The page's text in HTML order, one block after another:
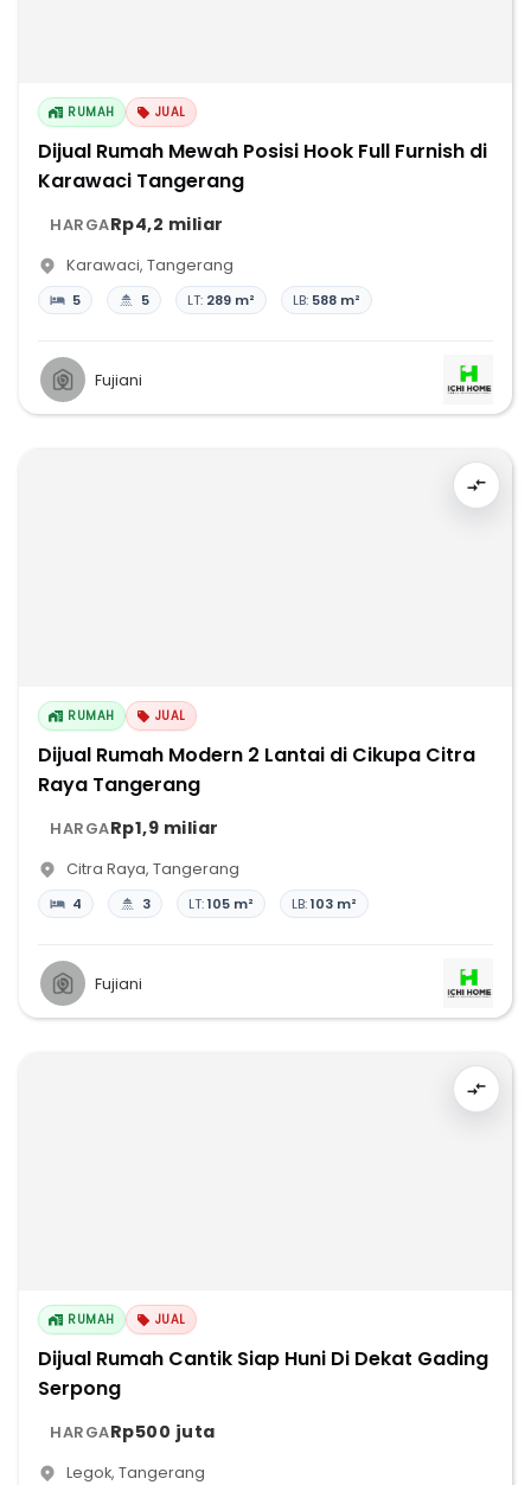
RUMAH JUAL
Dijual Rumah Mewah Posisi Hook Full Furnish di
Karawaci Tangerang
HARGARp4,2 miliar
Karawaci, Tangerang
5 5 LT: 289 m² LB: 588 m²
Fujiani
RUMAH JUAL
Dijual Rumah Modern 2 Lantai di Cikupa Citra
Raya Tangerang
HARGARp1,9 miliar
Citra Raya, Tangerang
4 3 LT:105 m² LB:103 m²
Fujiani
RUMAH JUAL
Dijual Rumah Cantik Siap Huni Di Dekat Gading
Serpong
HARGARp500 juta
Legok, Tangerang